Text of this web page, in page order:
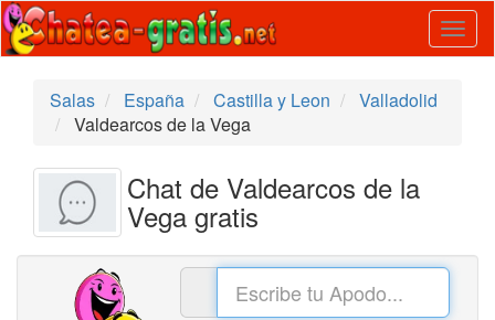
Salas
España Castilla y Leon
Valladolid
Valdearcos de la Vega
Chat de Valdearcos de la
Vega gratis